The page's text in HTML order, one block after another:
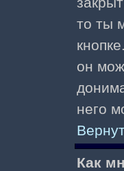
то ты
он
него
Как